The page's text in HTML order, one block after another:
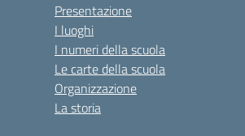
Presentazione
I luoghi
I numeri della scuola
Le carte della scuola
Organizzazione
La storia